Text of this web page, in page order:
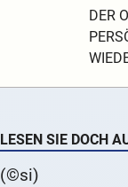
DER
LESEN SIE DOCH
(©si)